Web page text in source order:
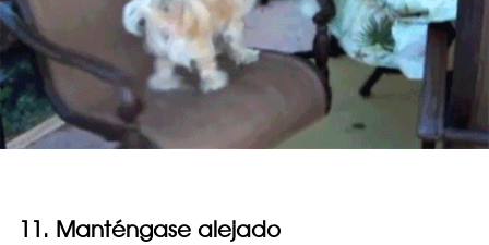
11. Manténgase alejado